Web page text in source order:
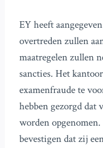
EY heeft
overtreden zullen
maatregelen zullen
sancties. Het
examenfraude te
hebben gezorgd dat
worden
bevestigen dat zij